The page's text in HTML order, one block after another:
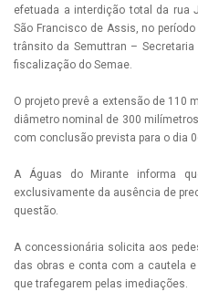
efetuada a interdição total da rua
São Francisco de Assis, no
trânsito da Semuttran –
fiscalização do Semae.
O projeto prevê a extensão de 110
diâmetro nominal de 300
com conclusão prevista para o dia
A Águas do Mirante informa
exclusivamente da ausência de
questão.
A concessionária solicita aos
das obras e conta com a cautela
que trafegarem pelas imediações.